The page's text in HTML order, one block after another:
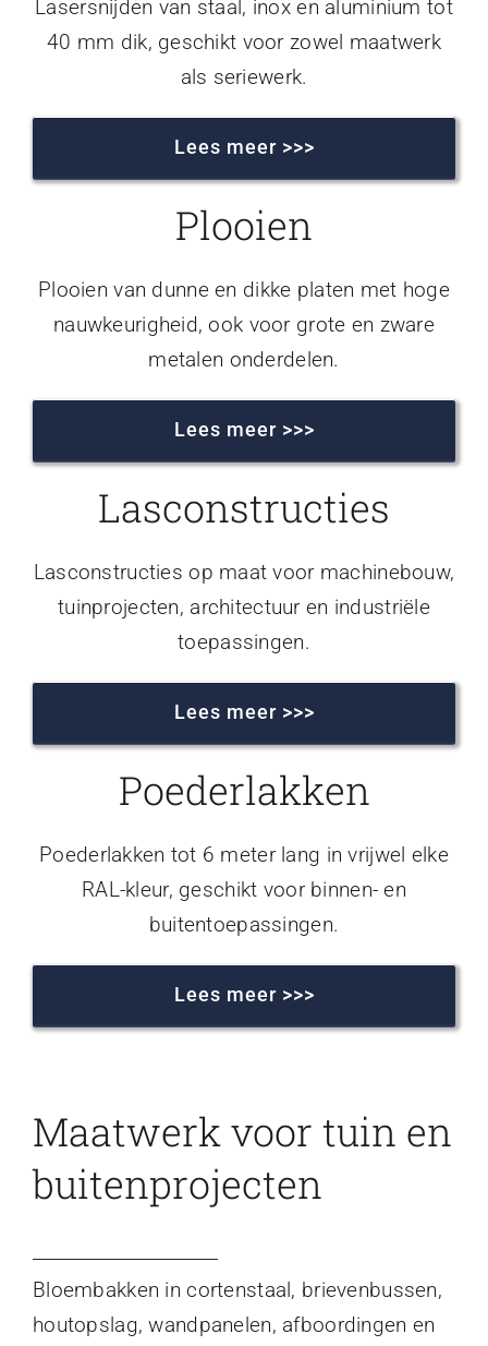
Lasersnijden van staal, inox en aluminium tot
40 mm dik, geschikt voor zowel maatwerk
als seriewerk.
Lees meer >>>
Plooien
Plooien van dunne en dikke platen met hoge
nauwkeurigheid, ook voor grote en zware
metalen onderdelen.
Lees meer >>>
Lasconstructies
Lasconstructies op maat voor machinebouw,
tuinprojecten, architectuur en industriële
toepassingen.
Lees meer >>>
Poederlakken
Poederlakken tot 6 meter lang in vrijwel elke
RAL-kleur, geschikt voor binnen- en
buitentoepassingen.
Lees meer >>>
Maatwerk voor tuin en
buitenprojecten
Bloembakken in cortenstaal, brievenbussen,
houtopslag, wandpanelen, afboordingen en